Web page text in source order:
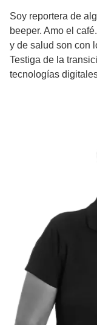
Soy reportera de
beeper. Amo el
y de salud son con
Testiga de la
tecnologías